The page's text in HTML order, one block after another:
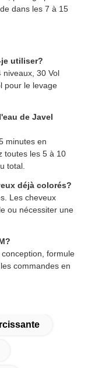
dans les 7 à 15
utiliser?
niveaux, 30 Vol
pour le levage
de Javel
minutes en
toutes les 5 à 10
total.
déjà colorés?
Les cheveux
ou nécessiter une
formule
commandes en